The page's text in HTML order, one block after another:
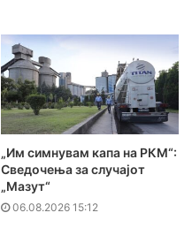
„Им симнувам капа на РКМ“:
Сведочења за случајот
„Мазут“
06.08.2026 15:12